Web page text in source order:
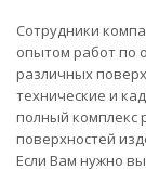
Сотрудники
опытом работ по
различных
технические и
полный комплекс
поверхностей
Если Вам нужно